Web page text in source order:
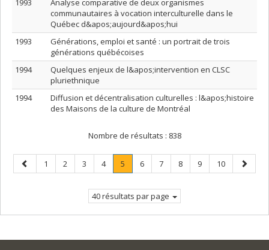
1993
Analyse comparative de deux organismes
communautaires à vocation interculturelle dans le
Québec d&apos;aujourd&apos;hui
1993
Générations, emploi et santé : un portrait de trois
générations québécoises
1994
Quelques enjeux de l&apos;intervention en CLSC
pluriethnique
1994
Diffusion et décentralisation culturelles : l&apos;histoire
des Maisons de la culture de Montréal
Nombre de résultats : 838
Page
précédente
Page
1 Page
2 Page
3 Page
4 Page
5
Page
Page
6 Page
7 Page
8 Page
9 Page
10
Page
40 résultats par page